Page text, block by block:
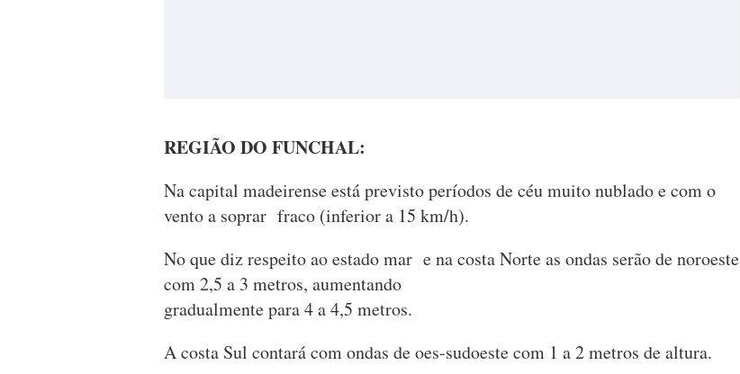
REGIÃO DO FUNCHAL:
Na capital madeirense está previsto períodos de céu muito nublado e com o
vento a soprar fraco (inferior a 15 km/h).
No que diz respeito ao estado mar e na costa Norte as ondas serão de noroeste
com 2,5 a 3 metros, aumentando
gradualmente para 4 a 4,5 metros.
A costa Sul contará com ondas de oes-sudoeste com 1 a 2 metros de altura.